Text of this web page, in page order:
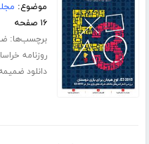
موضوع:
۱۶ صفحه
برچسب‌ها:
روزنامه
دانلود